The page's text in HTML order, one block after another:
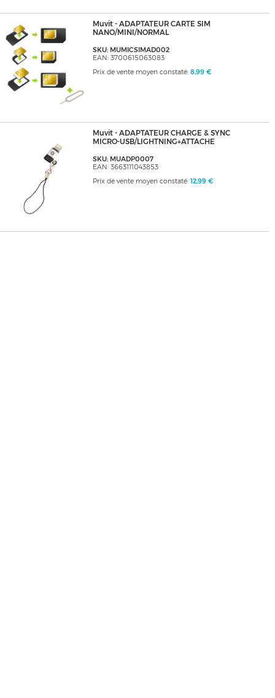
Muvit - ADAPTATEUR CARTE SIM
NANO/MINI/NORMAL
SKU: MUMICSIMAD002
EAN: 3700615063083
Prix de vente moyen constaté: 8,99 €
Muvit - ADAPTATEUR CHARGE & SYNC
MICRO-USB/LIGHTNING+ATTACHE
SKU: MUADP0007
EAN: 3663111043853
Prix de vente moyen constaté: 12,99 €